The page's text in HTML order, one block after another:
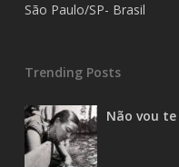
São Paulo/SP- Brasil
Trending Posts
Não vou